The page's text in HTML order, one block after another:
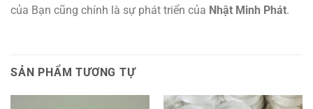
của Bạn cũng chính là sự phát triển của Nhật Minh Phát.
SẢN PHẨM TƯƠNG TỰ